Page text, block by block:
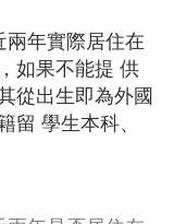
兩年實際居住在
如果不能提 供
從出生即為外國
學生本科、